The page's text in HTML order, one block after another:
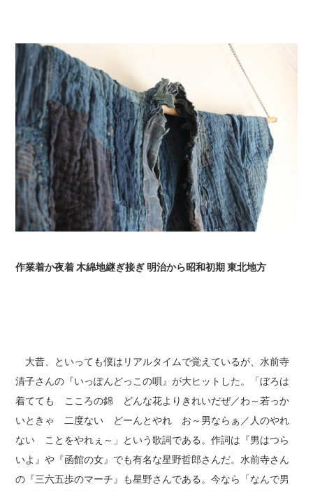
作業着か夜着木綿地継ぎ接ぎ 明治から昭和初期 東北地方
大昔、といっても僕はリアルタイムで覚えているが、水前寺
清子さんの『いっぽんどっこの唄』が大ヒットした。「ぼろは
着てても こころの錦 どんな花よりきれいだぜ／わ～若っか
いときゃ 二度ない どーんとやれ お～男ならぁ／人のやれ
ない ことをやれぇ～」という歌詞である。作詞は『男はつら
いよ』や『函館の女』でも有名な星野哲郎さんだ。水前寺さん
の『三六五歩のマーチ』も星野さんである。今なら「なんで男